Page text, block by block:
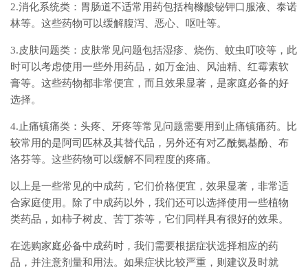
2.消化系统类：胃肠道不适常用药包括枸橼酸铋钾口服液、泰诺
林等。这些药物可以缓解腹泻、恶心、呕吐等。
3.皮肤问题类：皮肤常见问题包括湿疹、烧伤、蚊虫叮咬等，此
时可以考虑使用一些外用药品，如万金油、风油精、红霉素软
膏等。这些药物都非常便宜，而且效果显著，是家庭必备的好
选择。
4.止痛镇痛类：头疼、牙疼等常见问题需要用到止痛镇痛药。比
较常用的是阿司匹林及其替代品，另外还有对乙酰氨基酚、布
洛芬等。这些药物可以缓解不同程度的疼痛。
以上是一些常见的中成药，它们价格便宜，效果显著，非常适
合家庭使用。除了中成药以外，我们还可以选择使用一些植物
类药品，如柿子树皮、苦丁茶等，它们同样具有很好的效果。
在选购家庭必备中成药时，我们需要根据症状选择相应的药
品，并注意剂量和用法。如果症状比较严重，则建议及时就